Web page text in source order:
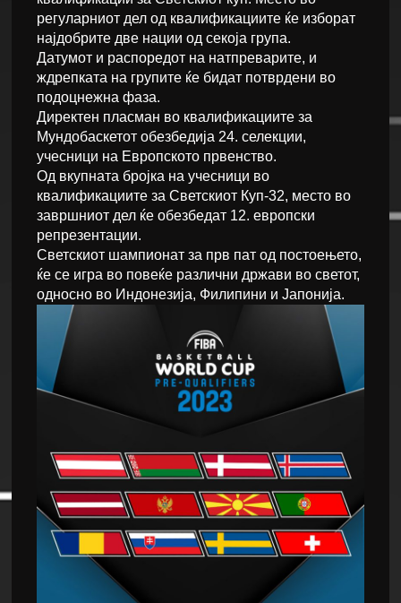
регуларниот дел од квалификациите ќе изборат
најдобрите две нации од секоја група.
Датумот и распоредот на натпреварите, и
ждрепката на групите ќе бидат потврдени во
подоцнежна фаза.
Директен пласман во квалификациите за
Мундобаскетот обезбедија 24. селекции,
учесници на Европското првенство.
Од вкупната бројка на учесници во
квалификациите за Светскиот Куп-32, место во
завршниот дел ќе обезбедат 12. европски
репрезентации.
Светскиот шампионат за прв пат од постоењето,
ќе се игра во повеќе различни држави во светот,
односно во Индонезија, Филипини и Јапонија.